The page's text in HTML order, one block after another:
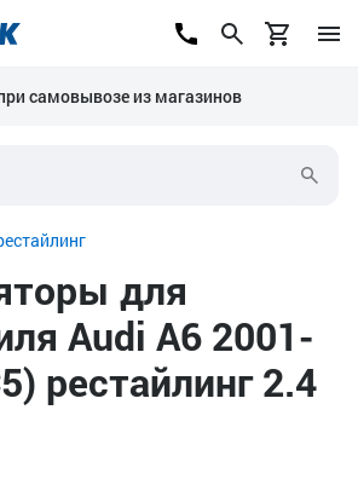
самовывозе из магазинов
для
Audi A6 2001-
рестайлинг 2.4